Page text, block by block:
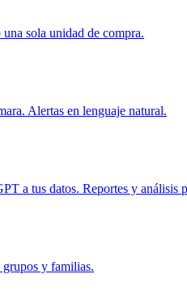
sola unidad de compra.
Alertas en lenguaje natural.
a tus datos. Reportes y análisis
grupos y familias.